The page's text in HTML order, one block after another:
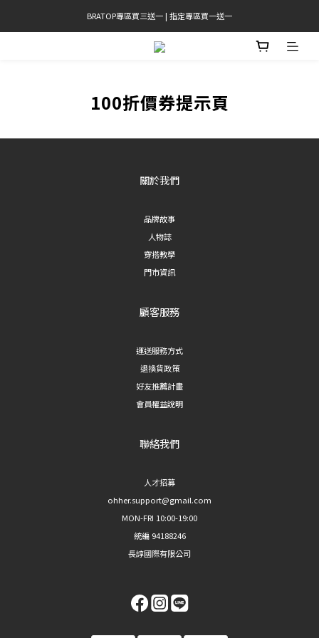
官網限定! 滿千免運(僅限台灣本島)
BRATOP專區買三送一 | 指定專區買一送一
官網限定! 滿千免運(僅限台灣本島)
100折價券提示頁
關於我們
品牌故事
人物誌
穿搭教學
門市資訊
顧客服務
運送服務方式
退換貨政策
好友推薦計畫
會員權益說明
聯絡我們
人才招募
ohher.support@gmail.com
MON-FRI 10:00-19:00
統編 94188246
長諄國際有限公司